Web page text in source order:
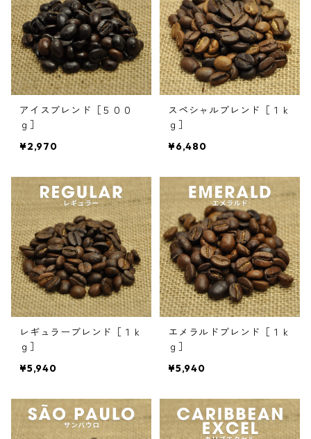
アイスブレンド［５００
ｇ］
¥2,970
スペシャルブレンド［１ｋ
ｇ］
¥6,480
レギュラーブレンド［１ｋ
ｇ］
¥5,940
エメラルドブレンド［１ｋ
ｇ］
¥5,940